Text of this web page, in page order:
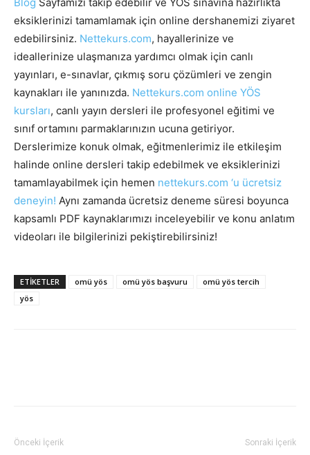
eksiklerinizi tamamlamak için online dershanemizi ziyaret
edebilirsiniz. Nettekurs.com, hayallerinize ve
ideallerinize ulaşmanıza yardımcı olmak için canlı
yayınları, e-sınavlar, çıkmış soru çözümleri ve zengin
kaynakları ile yanınızda. Nettekurs.com online YÖS
kursları, canlı yayın dersleri ile profesyonel eğitimi ve
sınıf ortamını parmaklarınızın ucuna getiriyor.
Derslerimize konuk olmak, eğitmenlerimiz ile etkileşim
halinde online dersleri takip edebilmek ve eksiklerinizi
tamamlayabilmek için hemen nettekurs.com ‘u ücretsiz
deneyin! Aynı zamanda ücretsiz deneme süresi boyunca
kapsamlı PDF kaynaklarımızı inceleyebilir ve konu anlatım
videoları ile bilgilerinizi pekiştirebilirsiniz!
ETIKETLER omü yös omü yös başvuru
omü yös tercih
yös
Önceki İçerik Sonraki İçerik